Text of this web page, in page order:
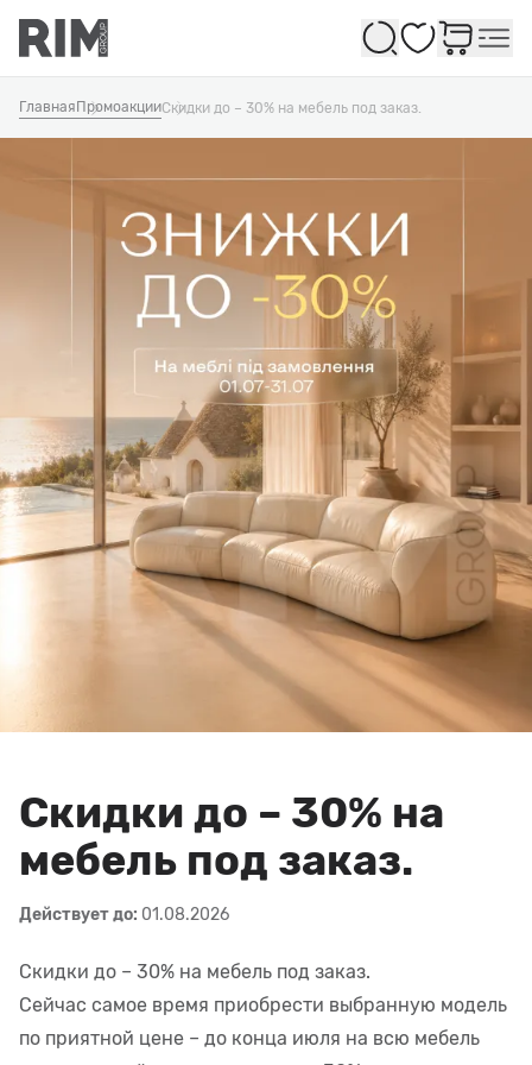
Избранное
Главная ПромоакцииСкидки до – 30% на мебель под заказ.
Скидки до – 30% на
мебель под заказ.
Действует до: 01.08.2026
Скидки до – 30% на мебель под заказ.
Сейчас самое время приобрести выбранную модель
по приятной цене – до конца июля на всю мебель